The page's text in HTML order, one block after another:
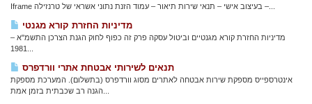
Iframe בעיצוב אישי – תנאי שירות תיאור – עמוד הזנת נתוני אשראי של טרנזילה –...
מדיניות החזרת קורא מגנטי
מדיניות החזרת קורא מגנטיים וביטול עסקה פרק זה כפוף לחוק הגנת הצרכן התשמ"א –
תנאים לשירותי אבטחת אתרי וורדפרס
אינטרספייס מספקת שירות אבטחה לאתרים מסוג וורדפרס (בתשלום). המערכת מספקת